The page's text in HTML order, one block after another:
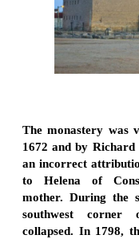
The monastery was
1672 and by Richard
an incorrect
to Helena of
mother. During the
southwest corner
collapsed. In 1798,